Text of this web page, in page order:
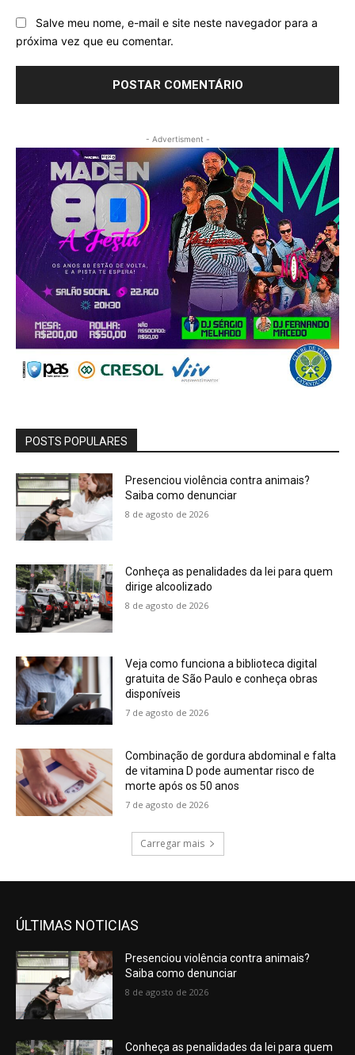
Salve meu nome, e-mail e site neste navegador para a
próxima vez que eu comentar.
- Advertisment -
POSTS POPULARES
Presenciou violência contra animais?
Saiba como denunciar
8 de agosto de 2026
Conheça as penalidades da lei para quem
dirige alcoolizado
8 de agosto de 2026
Veja como funciona a biblioteca digital
gratuita de São Paulo e conheça obras
disponíveis
7 de agosto de 2026
Combinação de gordura abdominal e falta
de vitamina D pode aumentar risco de
morte após os 50 anos
7 de agosto de 2026
Carregar mais
ÚLTIMAS NOTICIAS
Presenciou violência contra animais?
Saiba como denunciar
8 de agosto de 2026
Conheça as penalidades da lei para quem